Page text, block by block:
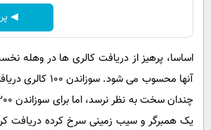
◀
اساسا، پرهیز از دریافت کالری ها در وهله
آنها محسوب می شود.
یک همبرگر و سیب زمینی سرخ کرده دریافت